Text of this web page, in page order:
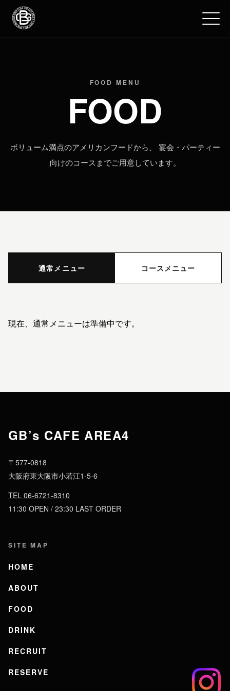
FOOD MENU
FOOD
ボリューム満点のアメリカンフードから、 宴会・パーティー
向けのコースまでご用意しています。
通常メニュー コースメニュー
現在、通常メニューは準備中です。
GB’s CAFE AREA4
〒577-0818
大阪府東大阪市小若江1-5-6
TEL 06-6721-8310
11:30 OPEN / 23:30 LAST ORDER
SITE MAP
HOME
ABOUT
FOOD
DRINK
RECRUIT
RESERVE